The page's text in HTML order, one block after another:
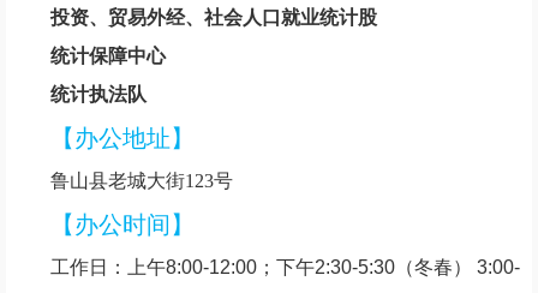
投资、贸易外经、社会人口就业统计股
统计保障中心
统计执法队
【办公地址】
鲁山县老城大街123号
【办公时间】
工作日：上午8:00-12:00；下午2:30-5:30（冬春） 3:00-